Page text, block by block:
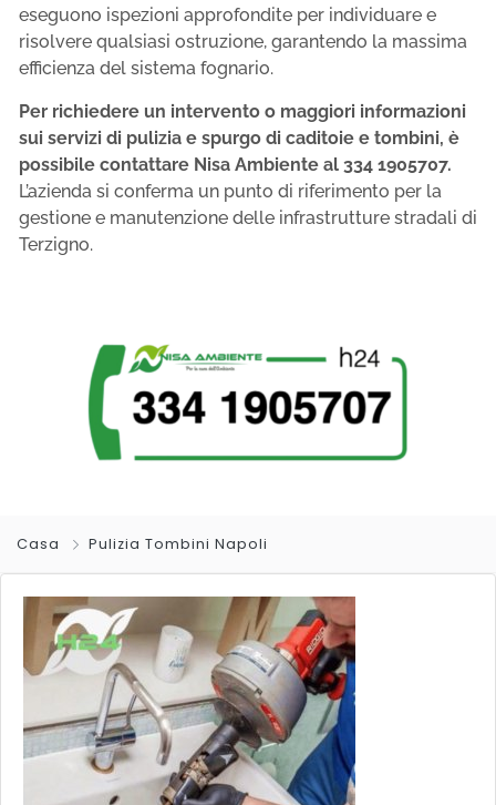
eseguono ispezioni approfondite per individuare e
risolvere qualsiasi ostruzione, garantendo la massima
efficienza del sistema fognario.
Per richiedere un intervento o maggiori informazioni
sui servizi di pulizia e spurgo di caditoie e tombini, è
possibile contattare Nisa Ambiente al 334 1905707.
L’azienda si conferma un punto di riferimento per la
gestione e manutenzione delle infrastrutture stradali di
Terzigno.
Casa Pulizia Tombini Napoli